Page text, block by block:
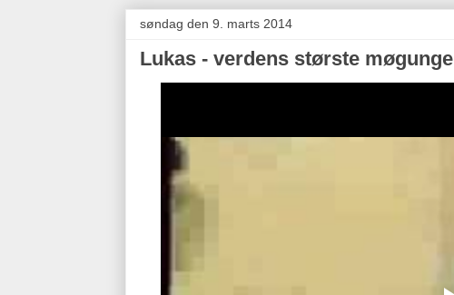
søndag den 9. marts 2014
Lukas - verdens største møgunge